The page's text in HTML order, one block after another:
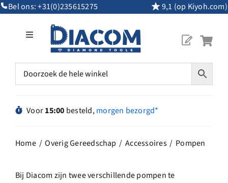
GaBel ons:+31(0)235615275 9,1 (op Kiyoh.com)
Toggle
Navigation
Mijn Account
Voor15:00 besteld,morgen bezorgd*
Home Overig Gereedschap Accessoires Pompen
Bij Diacom zijn twee verschillende pompen te